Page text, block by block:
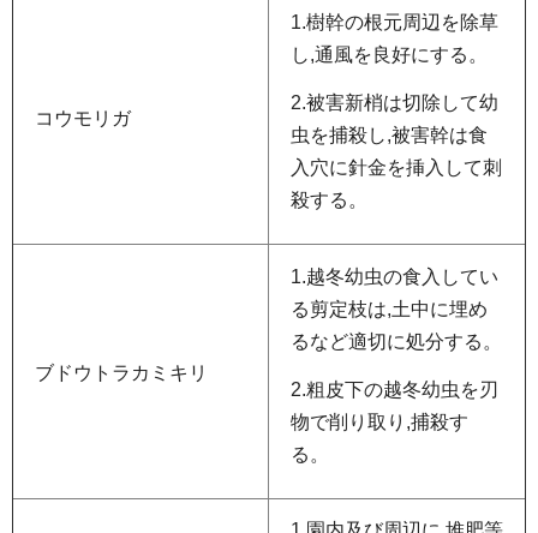
コウモリガ
1.樹幹の根元周辺を除草
し,通風を良好にする。
2.被害新梢は切除して幼
虫を捕殺し,被害幹は食
入穴に針金を挿入して刺
殺する。
ブドウトラカミキリ
1.越冬幼虫の食入してい
る剪定枝は,土中に埋め
るなど適切に処分する。
2.粗皮下の越冬幼虫を刃
物で削り取り,捕殺す
る。